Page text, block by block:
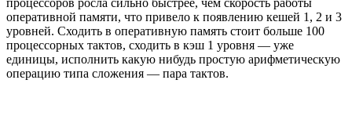
процессоров росла сильно быстрее, чем скорость работы
оперативной памяти, что привело к появлению кешей 1, 2 и 3
уровней. Сходить в оперативную память стоит больше 100
процессорных тактов, сходить в кэш 1 уровня — уже
единицы, исполнить какую нибудь простую арифметическую
операцию типа сложения — пара тактов.